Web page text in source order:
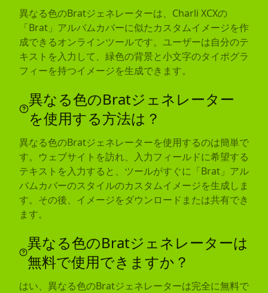
異なる色のBratジェネレーターは、Charli XCXの
「Brat」アルバムカバーに似たカスタムイメージを作
成できるオンラインツールです。ユーザーは自分のテ
キストを入力して、緑色の背景と小文字のタイポグラ
フィーを持つイメージを生成できます。
異なる色のBratジェネレーター
を使用する方法は？
異なる色のBratジェネレーターを使用するのは簡単で
す。ウェブサイトを訪れ、入力フィールドに希望する
テキストを入力すると、ツールがすぐに「Brat」アル
バムカバーのスタイルのカスタムイメージを生成しま
す。その後、イメージをダウンロードまたは共有でき
ます。
異なる色のBratジェネレーターは
無料で使用できますか？
はい、異なる色のBratジェネレーターは完全に無料で